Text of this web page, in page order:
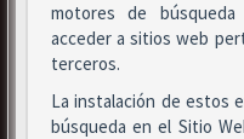
motores de
acceder a sitios web
terceros.
La instalación de estos
búsqueda en el Sitio